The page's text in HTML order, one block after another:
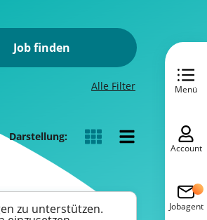
Job finden
Alle Filter
Darstellung:
zu unterstützen.
Menü
Account
Jobagent